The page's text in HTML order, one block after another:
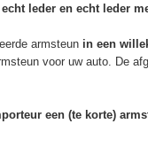
leder en echt leder
armsteun in een
voor uw auto. De
een (te korte)